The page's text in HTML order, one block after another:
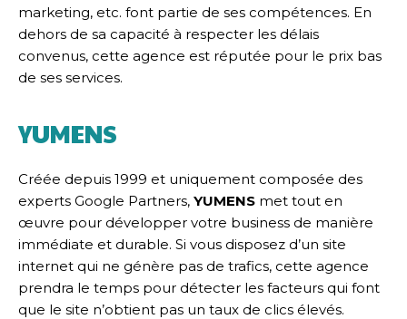
marketing, etc. font partie de ses compétences. En
dehors de sa capacité à respecter les délais
convenus, cette agence est réputée pour le prix bas
de ses services.
YUMENS
Créée depuis 1999 et uniquement composée des
experts Google Partners, YUMENS met tout en
œuvre pour développer votre business de manière
immédiate et durable. Si vous disposez d’un site
internet qui ne génère pas de trafics, cette agence
prendra le temps pour détecter les facteurs qui font
que le site n’obtient pas un taux de clics élevés.